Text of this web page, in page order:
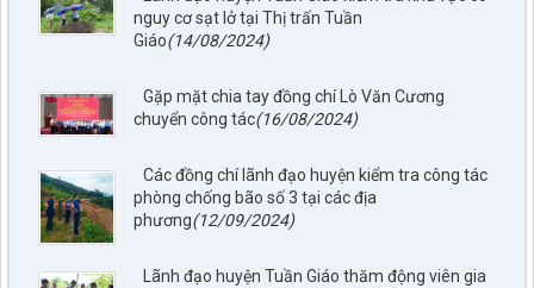
nguy cơ sạt lở tại Thị trấn Tuần
Giáo(14/08/2024)
Gặp mặt chia tay đồng chí Lò Văn Cương
chuyển công tác(16/08/2024)
Các đồng chí lãnh đạo huyện kiểm tra công tác
phòng chống bão số 3 tại các địa
phương(12/09/2024)
Lãnh đạo huyện Tuần Giáo thăm động viên gia